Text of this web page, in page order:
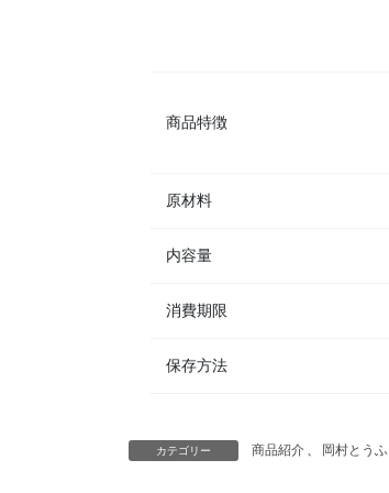
商品特徴
原材料
内容量
消費期限
保存方法
カテゴリー 商品紹介 、 岡村とうふ